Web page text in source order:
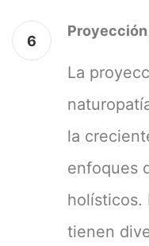
6
La
la
enfoques
holísticos.
tienen